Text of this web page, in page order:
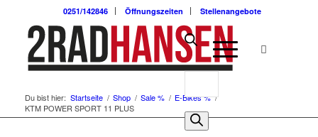
0251/142846 Öffnungszeiten Stellenangebote
Du bist hier: Startseite / Shop / Sale % / E-Bikes % /
KTM POWER SPORT 11 PLUS